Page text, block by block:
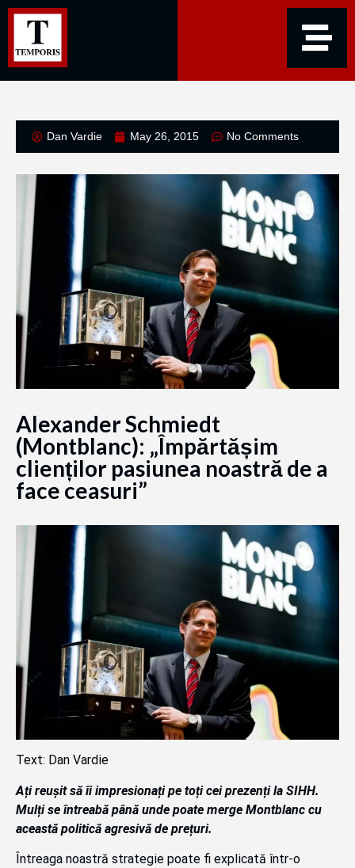
Dan Vardie May 26, 2015 No Comments
Alexander Schmiedt
(Montblanc): „Împărtășim
clienților pasiunea noastră de a
face ceasuri”
Text: Dan Vardie
Ați reușit să îi impresionați pe toți cei prezenți la SIHH.
Mulți se întreabă până unde poate merge Montblanc cu
această politică agresivă de prețuri.
Întreaga noastră strategie poate fi explicată într-o